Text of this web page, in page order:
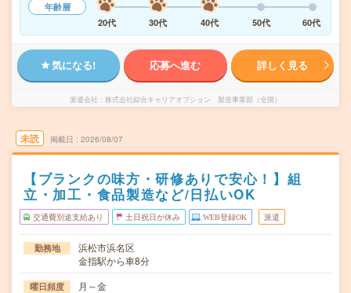
年齢層
20代
30代 40代 50代 60代
気になる! 応募へ進む 詳しく見る
派遣会社 株式会社綜合キャリアオプション 製造事業部（全国）
未読 掲載日 2026/08/07
【ブランクの味方・研修ありで安心！】組
立・加工・食品製造など/日払いOK
交通費別途支給あり 土日祝日が休み WEB登録OK 派遣
勤務地
浜松市浜名区
金指駅から車8分
曜日頻度 月～金